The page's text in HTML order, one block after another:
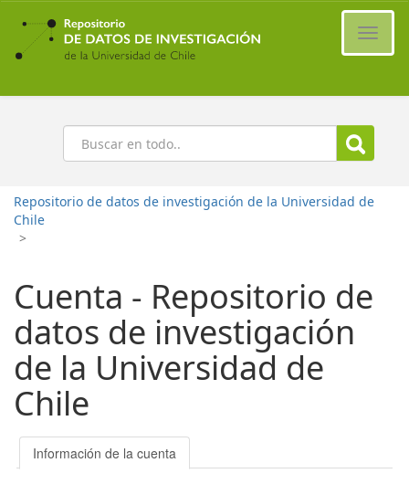
Ir
contenido
principal
Buscar
Repositorio de datos de investigación de la Universidad de
Chile
>
Cuenta - Repositorio de
datos de investigación
de la Universidad de
Chile
Información de la cuenta